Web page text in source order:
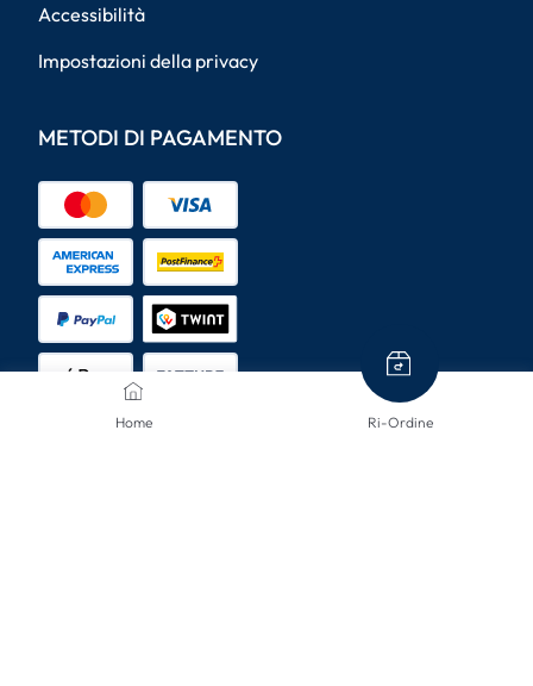
Home Ri-Ordine
Accessibilità
Impostazioni della privacy
METODI DI PAGAMENTO